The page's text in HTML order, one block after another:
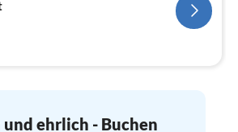
und ehrlich - Buchen